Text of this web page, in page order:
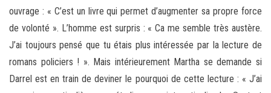
ouvrage : « C’est un livre qui permet d’augmenter sa propre force
de volonté ». L’homme est surpris : « Ca me semble très austère.
J’ai toujours pensé que tu étais plus intéressée par la lecture de
romans policiers ! ». Mais intérieurement Martha se demande si
Darrel est en train de deviner le pourquoi de cette lecture : « J’ai